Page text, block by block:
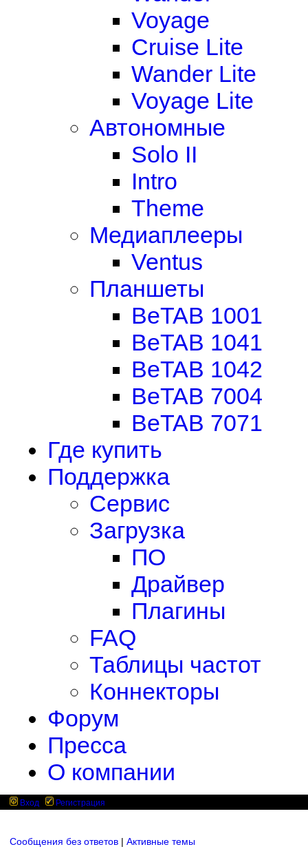
Voyage
Cruise Lite
Wander Lite
Voyage Lite
Автономные
Solo II
Intro
Theme
Медиаплееры
Ventus
Планшеты
BeTAB 1001
BeTAB 1041
BeTAB 1042
BeTAB 7004
BeTAB 7071
Где купить
Поддержка
Сервис
Загрузка
ПО
Драйвер
Плагины
FAQ
Таблицы частот
Коннекторы
Форум
Пресса
О компании
Вход Регистрация
Сообщения без ответов | Активные темы